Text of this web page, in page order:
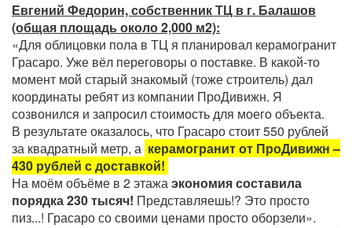
Евгений Федорин, собственник ТЦ в г. Балашов
(общая площадь около 2,000 м2):
«Для облицовки пола в ТЦ я планировал керамогранит
Грасаро. Уже вёл переговоры о поставке. В какой-то
момент мой старый знакомый (тоже строитель) дал
координаты ребят из компании ПроДивижн. Я
созвонился и запросил стоимость для моего объекта.
В результате оказалось, что Грасаро стоит 550 рублей
за квадратный метр, а керамогранит от ПроДивижн –
430 рублей с доставкой!
На моём объёме в 2 этажаэкономия составила
порядка 230 тысяч! Представляешь!? Это просто
пиз...! Грасаро со своими ценами просто оборзели».